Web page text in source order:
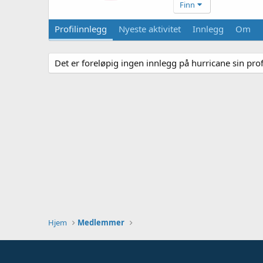
Finn
Profilinnlegg Nyeste aktivitet Innlegg Om
Det er foreløpig ingen innlegg på hurricane sin
Hjem Medlemmer